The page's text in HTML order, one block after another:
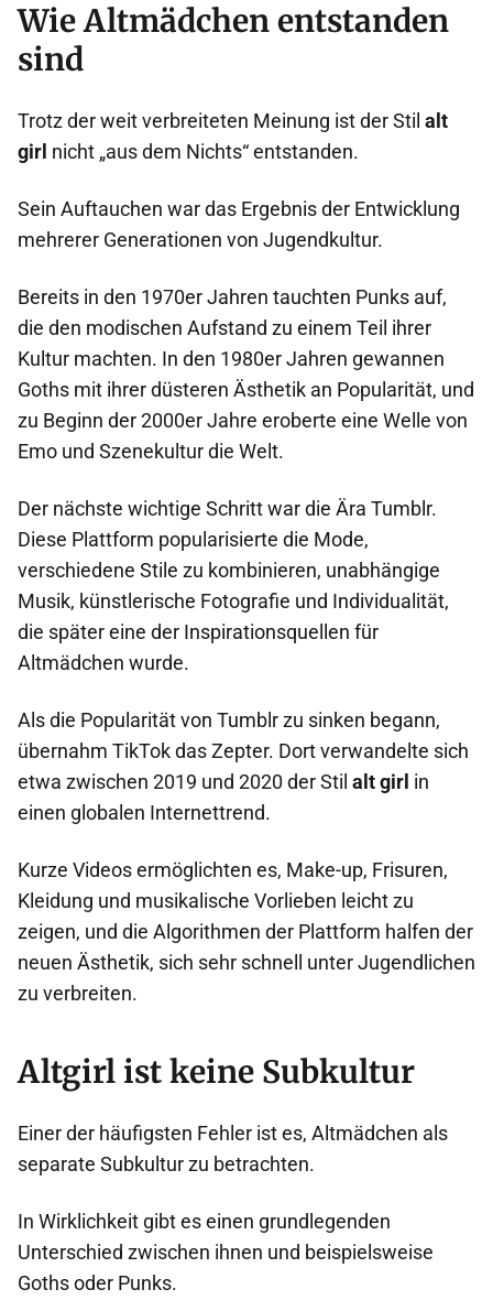
Wie Altmädchen entstanden
sind
Trotz der weit verbreiteten Meinung ist der Stil alt
girl nicht „aus dem Nichts“ entstanden.
Sein Auftauchen war das Ergebnis der Entwicklung
mehrerer Generationen von Jugendkultur.
Bereits in den 1970er Jahren tauchten Punks auf,
die den modischen Aufstand zu einem Teil ihrer
Kultur machten. In den 1980er Jahren gewannen
Goths mit ihrer düsteren Ästhetik an Popularität, und
zu Beginn der 2000er Jahre eroberte eine Welle von
Emo und Szenekultur die Welt.
Der nächste wichtige Schritt war die Ära Tumblr.
Diese Plattform popularisierte die Mode,
verschiedene Stile zu kombinieren, unabhängige
Musik, künstlerische Fotografie und Individualität,
die später eine der Inspirationsquellen für
Altmädchen wurde.
Als die Popularität von Tumblr zu sinken begann,
übernahm TikTok das Zepter. Dort verwandelte sich
etwa zwischen 2019 und 2020 der Stil alt girl in
einen globalen Internettrend.
Kurze Videos ermöglichten es, Make-up, Frisuren,
Kleidung und musikalische Vorlieben leicht zu
zeigen, und die Algorithmen der Plattform halfen der
neuen Ästhetik, sich sehr schnell unter Jugendlichen
zu verbreiten.
Altgirl ist keine Subkultur
Einer der häufigsten Fehler ist es, Altmädchen als
separate Subkultur zu betrachten.
In Wirklichkeit gibt es einen grundlegenden
Unterschied zwischen ihnen und beispielsweise
Goths oder Punks.